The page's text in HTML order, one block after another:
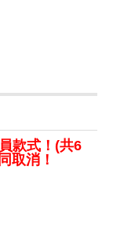
款式！(共6
取消！